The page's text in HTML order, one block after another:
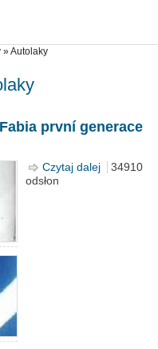
»Autolaky
první generace
Czytaj dalej wpis
34910
odsłon